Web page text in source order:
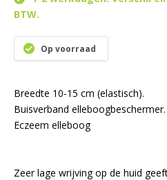
BTW.
Op voorraad
Breedte 10-15 cm (elastisch).
Buisverband elleboogbeschermer.
Eczeem elleboog
Zeer lage wrijving op de huid